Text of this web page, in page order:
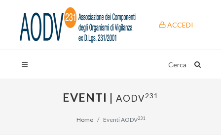
ACCEDI
Cerca
EVENTI | AODV231
Home Eventi AODV231